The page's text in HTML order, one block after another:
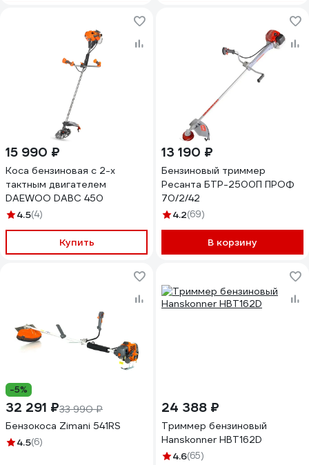
15 990 ₽
Коса бензиновая c 2-х
тактным двигателем
DAEWOO DABC 450
4.5(4)
Купить
13 190 ₽
Бензиновый триммер
Ресанта БТР-2500П ПРОФ
70/2/42
4.2(69)
В корзину
-5%
32 291 ₽33 990 ₽
Бензокоса Zimani 541RS
4.5(6)
24 388 ₽
Триммер бензиновый
Hanskonner HBT162D
4.6(65)